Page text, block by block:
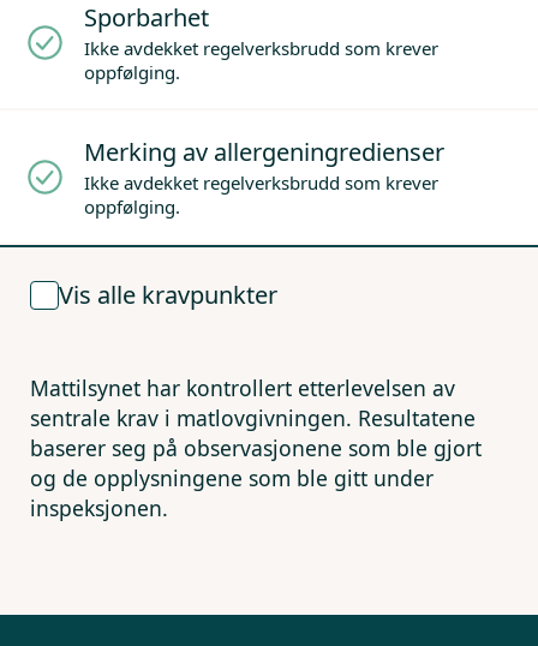
Sporbarhet
Ikke avdekket regelverksbrudd som krever
oppfølging.
Merking av allergeningredienser
Ikke avdekket regelverksbrudd som krever
oppfølging.
Vis alle kravpunkter
Mattilsynet har kontrollert etterlevelsen av
sentrale krav i matlovgivningen. Resultatene
baserer seg på observasjonene som ble gjort
og de opplysningene som ble gitt under
inspeksjonen.